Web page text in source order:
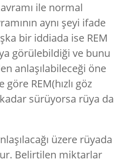
ile normal
aynı şeyi ifade
bir iddiada ise REM
görülebildiği ve bunu
anlaşılabileceği öne
REM(hızlı göz
sürüyorsa rüya da
üzere rüyada
Belirtilen miktarlar